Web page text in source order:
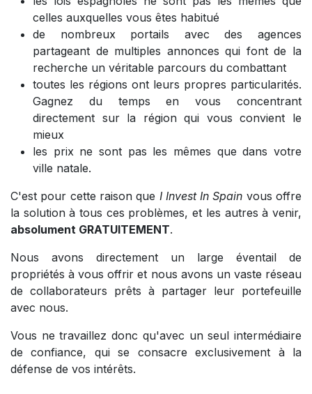
celles auxquelles vous êtes habitué
de nombreux portails avec des agences
partageant de multiples annonces qui font de la
recherche un véritable parcours du combattant
toutes les régions ont leurs propres particularités.
Gagnez du temps en vous concentrant
directement sur la région qui vous convient le
mieux
les prix ne sont pas les mêmes que dans votre
ville natale.
C'est pour cette raison que I Invest In Spain vous offre
la solution à tous ces problèmes, et les autres à venir,
absolument GRATUITEMENT.
Nous avons directement un large éventail de
propriétés à vous offrir et nous avons un vaste réseau
de collaborateurs prêts à partager leur portefeuille
avec nous.
Vous ne travaillez donc qu'avec un seul intermédiaire
de confiance, qui se consacre exclusivement à la
défense de vos intérêts.